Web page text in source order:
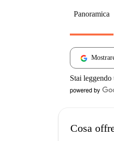
Panoramica
Stai leggendo
Cosa